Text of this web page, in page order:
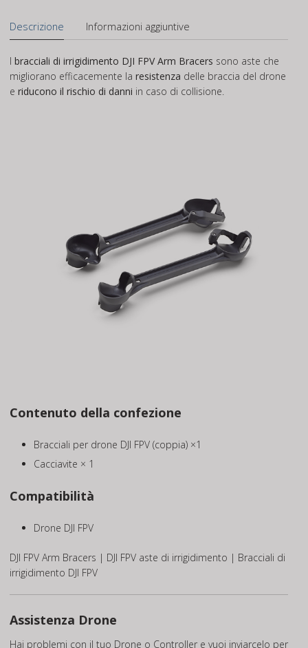
Descrizione Informazioni aggiuntive
I bracciali di irrigidimento DJI FPV Arm Bracers sono aste che
migliorano efficacemente la resistenza delle braccia del drone
e riducono il rischio di danni in caso di collisione.
Contenuto della confezione
Bracciali per drone DJI FPV (coppia) ×1
Cacciavite × 1
Compatibilità
Drone DJI FPV
DJI FPV Arm Bracers | DJI FPV aste di irrigidimento | Bracciali di
irrigidimento DJI FPV
Assistenza Drone
Hai problemi con il tuo Drone o Controller e vuoi inviarcelo per